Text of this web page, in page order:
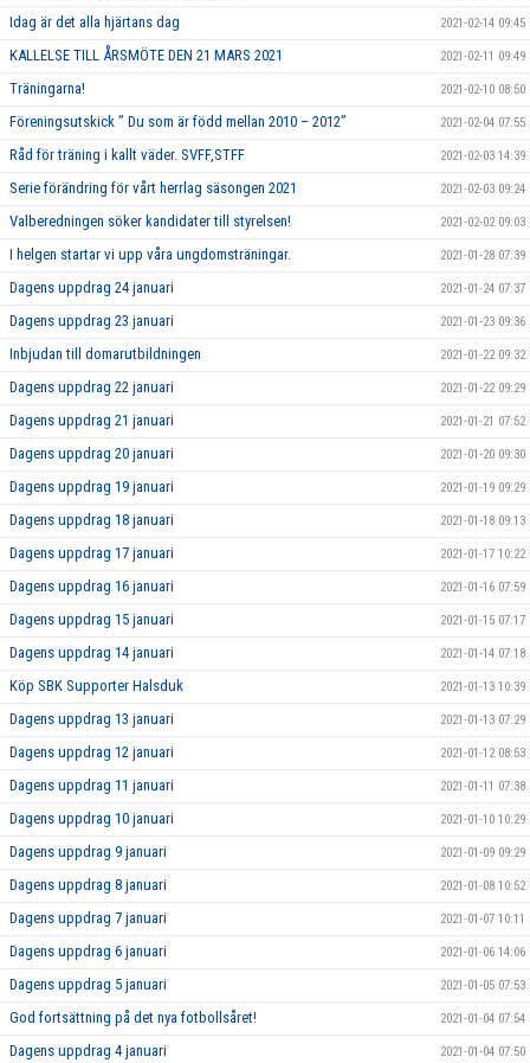
Idag är det alla hjärtans dag 2021-02-14 09:45
KALLELSE TILL ÅRSMÖTE DEN 21 MARS 2021 2021-02-11 09:49
Träningarna! 2021-02-10 08:50
Föreningsutskick ” Du som är född mellan 2010 – 2012” 2021-02-04 07:55
Råd för träning i kallt väder. SVFF,STFF 2021-02-03 14:39
Serie förändring för vårt herrlag säsongen 2021 2021-02-03 09:24
Valberedningen söker kandidater till styrelsen! 2021-02-02 09:03
I helgen startar vi upp våra ungdomsträningar. 2021-01-28 07:39
Dagens uppdrag 24 januari 2021-01-24 07:37
Dagens uppdrag 23 januari 2021-01-23 09:36
Inbjudan till domarutbildningen 2021-01-22 09:32
Dagens uppdrag 22 januari 2021-01-22 09:29
Dagens uppdrag 21 januari 2021-01-21 07:52
Dagens uppdrag 20 januari 2021-01-20 09:30
Dagens uppdrag 19 januari 2021-01-19 09:29
Dagens uppdrag 18 januari 2021-01-18 09:13
Dagens uppdrag 17 januari 2021-01-17 10:22
Dagens uppdrag 16 januari 2021-01-16 07:59
Dagens uppdrag 15 januari 2021-01-15 07:17
Dagens uppdrag 14 januari 2021-01-14 07:18
Köp SBK Supporter Halsduk 2021-01-13 10:39
Dagens uppdrag 13 januari 2021-01-13 07:29
Dagens uppdrag 12 januari 2021-01-12 08:53
Dagens uppdrag 11 januari 2021-01-11 07:38
Dagens uppdrag 10 januari 2021-01-10 10:29
Dagens uppdrag 9 januari 2021-01-09 09:29
Dagens uppdrag 8 januari 2021-01-08 10:52
Dagens uppdrag 7 januari 2021-01-07 10:11
Dagens uppdrag 6 januari 2021-01-06 14:06
Dagens uppdrag 5 januari 2021-01-05 07:53
God fortsättning på det nya fotbollsåret! 2021-01-04 07:54
Dagens uppdrag 4 januari 2021-01-04 07:50